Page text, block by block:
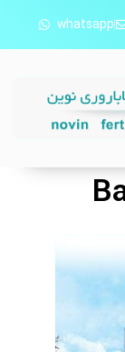
whatsapp